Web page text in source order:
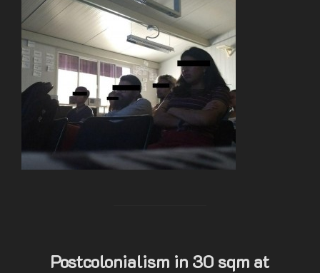
Postcolonialism in 30 sqm at